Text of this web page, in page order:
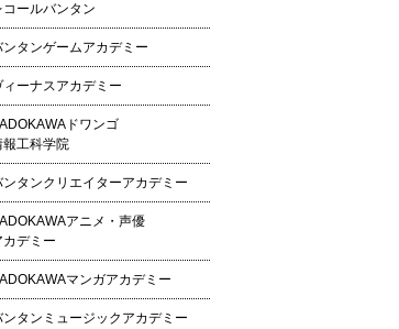
コールバンタン
ンタンゲームアカデミー
ィーナスアカデミー
ドワンゴ
報工科学院
ンタンクリエイターアカデミー
アニメ・声優
カデミー
マンガアカデミー
ンタンミュージックアカデミー